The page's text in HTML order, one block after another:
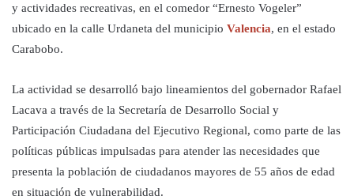
y actividades recreativas, en el comedor “Ernesto Vogeler”
ubicado en la calle Urdaneta del municipio Valencia, en el estado
Carabobo.
La actividad se desarrolló bajo lineamientos del gobernador Rafael
Lacava a través de la Secretaría de Desarrollo Social y
Participación Ciudadana del Ejecutivo Regional, como parte de las
políticas públicas impulsadas para atender las necesidades que
presenta la población de ciudadanos mayores de 55 años de edad
en situación de vulnerabilidad.